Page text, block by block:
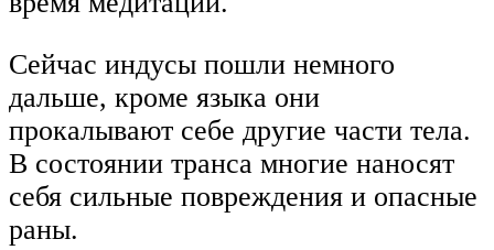
Сейчас индусы пошли немного
дальше, кроме языка они
прокалывают себе другие части тела.
В состоянии транса многие наносят
себя сильные повреждения и опасные
раны.